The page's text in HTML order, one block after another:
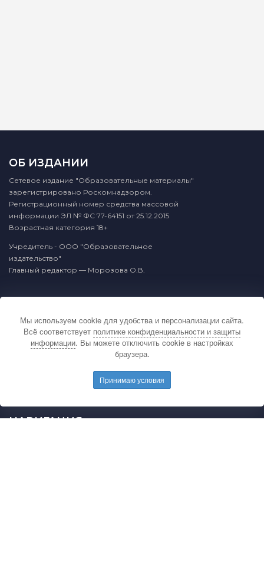
По вопросам связанным с публикацией
материалов на сайте издательства и выдачей
подтверждающих документов обращайтесь на
электронную почту редакции.
mail@pedarticles.ru
+7 (499) 113-47-87
ОБ ИЗДАНИИ
Сетевое издание "Образовательные материалы"
зарегистрировано Роскомнадзором.
Регистрационный номер средства массовой
информации ЭЛ № ФС 77-64151 от 25.12.2015
Возрастная категория 18+
Учредитель - ООО "Образовательное
издательство"
Главный редактор — Морозова О.В.
НАВИГАЦИЯ
Мы используем cookie для удобства и персонализации сайта.
Всё соответствует политике конфиденциальности и защиты
информации. Вы можете отключить cookie в настройках
браузера.
Принимаю условия